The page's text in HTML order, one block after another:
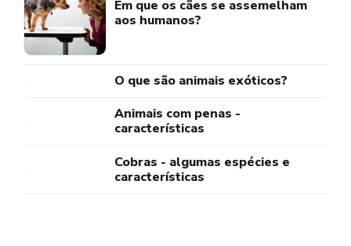
Em que os cães se assemelham
aos humanos?
O que são animais exóticos?
Animais com penas -
características
Cobras - algumas espécies e
características